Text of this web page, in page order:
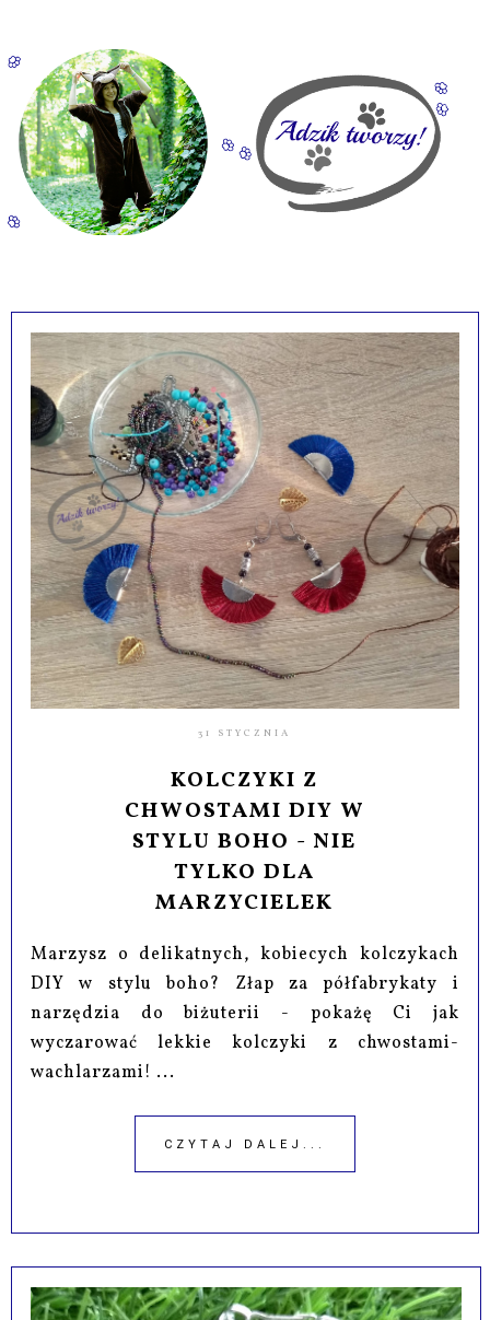
31 STYCZNIA
KOLCZYKI Z
CHWOSTAMI DIY W
STYLU BOHO - NIE
TYLKO DLA
MARZYCIELEK
Marzysz o delikatnych, kobiecych kolczykach
DIY w stylu boho? Złap za półfabrykaty i
narzędzia do biżuterii - pokażę Ci jak
wyczarować lekkie kolczyki z chwostami-
wachlarzami! ...
CZYTAJ DALEJ...